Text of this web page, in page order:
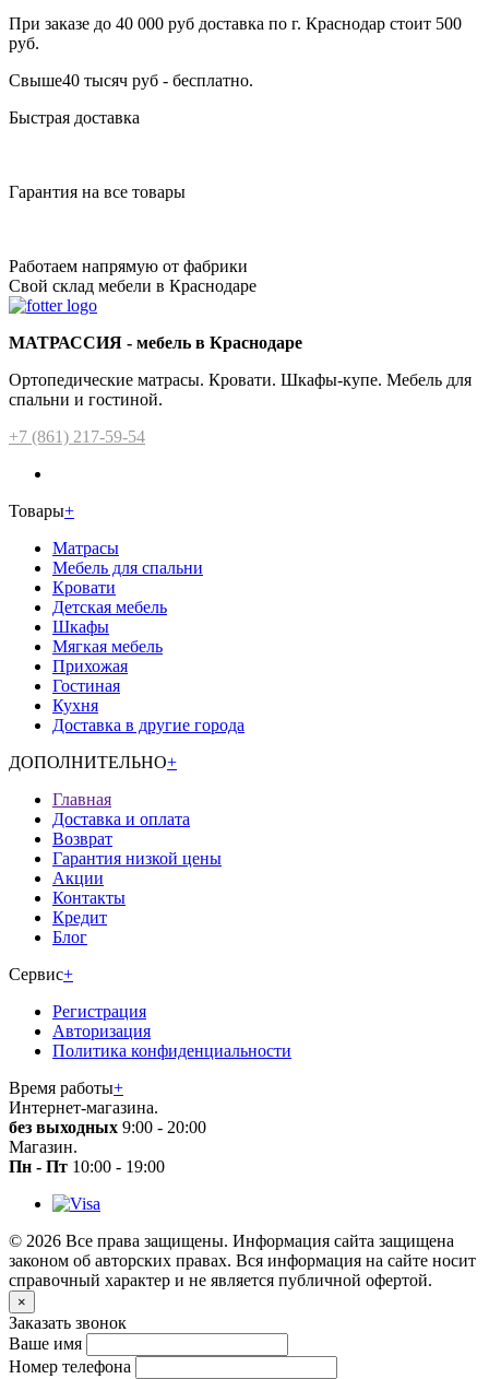
При заказе до 40 000 руб доставка по г. Краснодар стоит 500
руб.
Свыше40 тысяч руб - бесплатно.
Быстрая доставка
Гарантия на все товары
Работаем напрямую от фабрики
Свой склад мебели в Краснодаре
МАТРАССИЯ - мебель в Краснодаре
Ортопедические матрасы. Кровати. Шкафы-купе. Мебель для
спальни и гостиной.
+7 (861) 217-59-54
Товары+
Матрасы
Мебель для спальни
Кровати
Детская мебель
Шкафы
Мягкая мебель
Прихожая
Гостиная
Кухня
Доставка в другие города
ДОПОЛНИТЕЛЬНО+
Главная
Доставка и оплата
Возврат
Гарантия низкой цены
Акции
Контакты
Кредит
Блог
Сервис+
Регистрация
Авторизация
Политика конфиденциальности
Время работы+
Интернет-магазина.
без выходных 9:00 - 20:00
Магазин.
Пн - Пт 10:00 - 19:00
© 2026 Все права защищены. Информация сайта защищена
законом об авторских правах. Вся информация на сайте носит
справочный характер и не является публичной офертой.
×
Заказать звонок
Ваше имя
Номер телефона